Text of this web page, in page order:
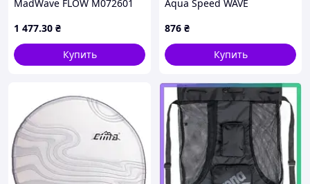
MadWave FLOW M072601
тренировок и отдыха
1 477.30 ₴
Купить
Aqua Speed WAVE
876 ₴
Купить